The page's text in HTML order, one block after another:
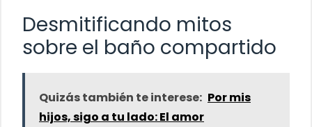
Desmitificando mitos
sobre el baño compartido
Quizás también te interese: Por mis
hijos, sigo a tu lado: El amor